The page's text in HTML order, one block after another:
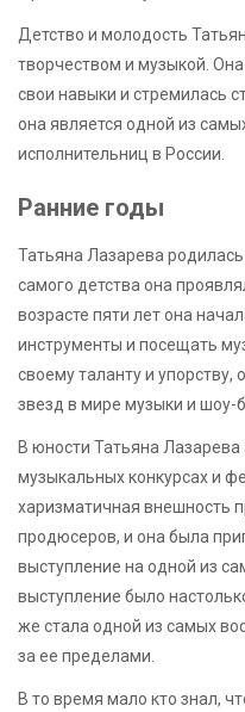
Детство и молодость
творчеством и музыкой.
свои навыки и стремилась
она является одной из
исполнительниц в России.
Ранние годы
Татьяна Лазарева
самого детства она
возрасте пяти лет она
инструменты и посещать
своему таланту и упорству,
звезд в мире музыки и шоу-
В юности Татьяна
музыкальных конкурсах и
харизматичная внешность
продюсеров, и она была
выступление на одной из
выступление было
же стала одной из самых
за ее пределами.
В то время мало кто знал,